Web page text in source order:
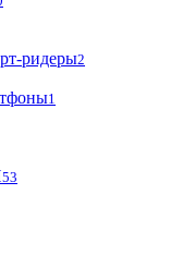
ридеры2
1
53